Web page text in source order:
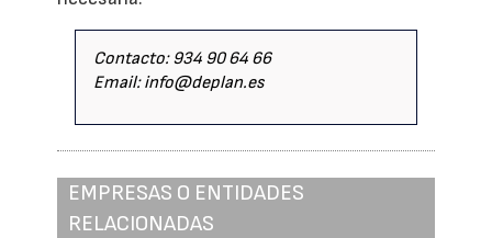
Contacto: 934 90 64 66
Email: info@deplan.es
EMPRESAS O ENTIDADES
RELACIONADAS